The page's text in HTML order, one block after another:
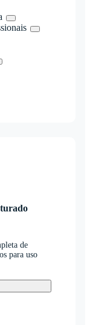
de
para uso